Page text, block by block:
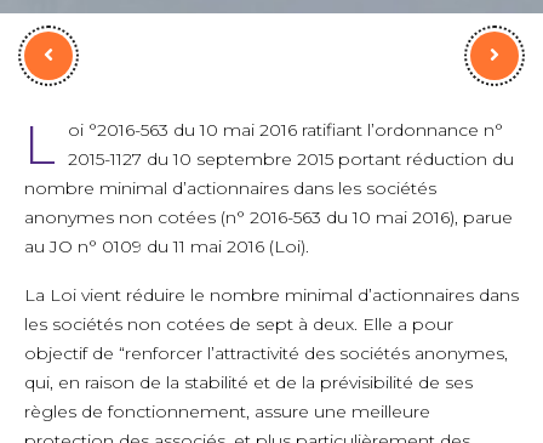
L
oi °2016-563 du 10 mai 2016 ratifiant l’ordonnance n°
2015-1127 du 10 septembre 2015 portant réduction du
nombre minimal d’actionnaires dans les sociétés
anonymes non cotées (n° 2016-563 du 10 mai 2016), parue
au JO n° 0109 du 11 mai 2016 (Loi).
La Loi vient réduire le nombre minimal d’actionnaires dans
les sociétés non cotées de sept à deux. Elle a pour
objectif de “renforcer l’attractivité des sociétés anonymes,
qui, en raison de la stabilité et de la prévisibilité de ses
règles de fonctionnement, assure une meilleure